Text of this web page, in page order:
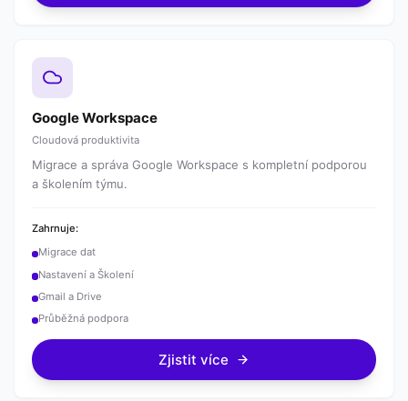
Google Workspace
Cloudová produktivita
Migrace a správa Google Workspace s kompletní podporou
a školením týmu.
Zahrnuje:
Migrace dat
Nastavení a Školení
Gmail a Drive
Průběžná podpora
Zjistit více